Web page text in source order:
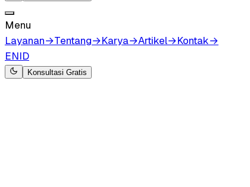
Menu
Layanan→Tentang→Karya→Artikel→Kontak→
ENID
Konsultasi Gratis